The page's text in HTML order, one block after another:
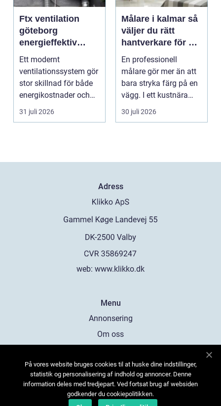
Ftx ventilation
göteborg
energieffektiv
lösning för ett
bättre
inomhusklimat
Ett modernt
ventilationssystem gör
stor skillnad för både
energikostnader och
välmående. I en stad
31 juli 2026
Målare i kalmar så
väljer du rätt
hantverkare för ett
hållbart resultat
En professionell
målare gör mer än att
bara stryka färg på en
vägg. I ett kustnära
område som Kalmar...
30 juli 2026
Adress
web: www.klikko.dk
Menu
Annonsering
Om oss
Kontakta oss
Sitemap
På vores website bruges cookies til at huske dine indstillinger,
statistik og personalisering af indhold og annoncer. Denne
information deles med tredjepart. Ved fortsat brug af websiden
godkender du cookiepolitikken.